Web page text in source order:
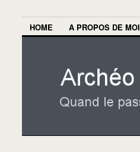
HOME A PROPOS DE MOI